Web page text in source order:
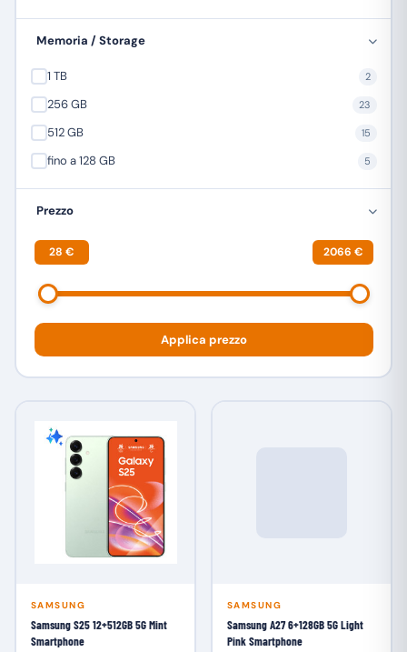
TREVI
XIAOMI 12
ZTE 4
Memoria / Storage
1 TB 2
256 GB 23
512 GB 15
fino a 128 GB 5
Prezzo
28 € 2066 €
Applica prezzo
SAMSUNG
Samsung S25 12+512GB 5G Mint
Smartphone
SAMSUNG
Samsung A27 6+128GB 5G Light
Pink Smartphone